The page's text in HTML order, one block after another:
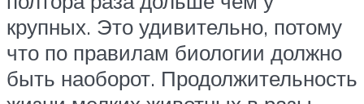
крупных. Это удивительно, потому
что по правилам биологии должно
быть наоборот. Продолжительность